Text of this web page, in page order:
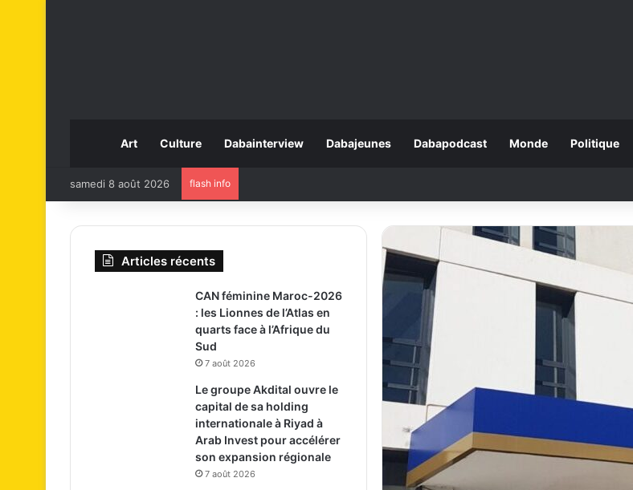
Art Culture Dabainterview Dabajeunes Dabapodcast Monde Politique
samedi 8 août 2026 flash info
Articles récents
CAN féminine Maroc-2026
: les Lionnes de l’Atlas en
quarts face à l’Afrique du
Sud
7 août 2026
Le groupe Akdital ouvre le
capital de sa holding
internationale à Riyad à
Arab Invest pour accélérer
son expansion régionale
7 août 2026